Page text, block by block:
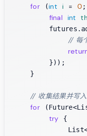
for (int i = 0
final int
// 每
        }));
    }
// 收集结果并写
for
try {